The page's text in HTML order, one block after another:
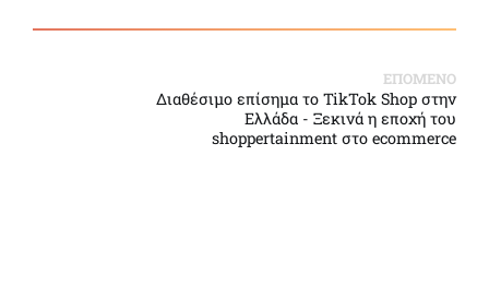
ΕΠΟΜΕΝΟ
Διαθέσιμο επίσημα το TikTok Shop στην
Ελλάδα - Ξεκινά η εποχή του
shoppertainment στο ecommerce